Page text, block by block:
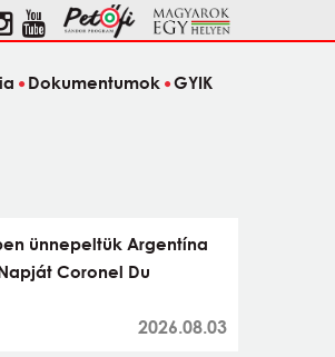
Dokumentumok GYIK
ünnepeltük Argentína
Coronel Du
2026.08.03